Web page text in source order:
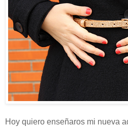
Hoy quiero enseñaros mi nueva